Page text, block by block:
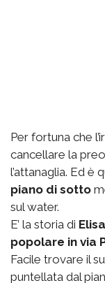
Per fortuna che
cancellare la
l’attanaglia. Ed è
piano di sotto
sul water.
E’ la storia di
popolare in via
Facile trovare il
puntellata dal